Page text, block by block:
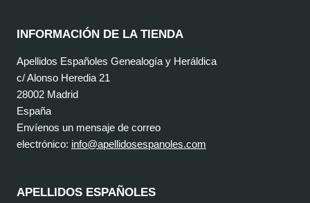
INFORMACIÓN DE LA TIENDA
Apellidos Españoles Genealogía y Heráldica
c/ Alonso Heredia 21
28002 Madrid
España
Envíenos un mensaje de correo
electrónico: info@apellidosespanoles.com
APELLIDOS ESPAÑOLES